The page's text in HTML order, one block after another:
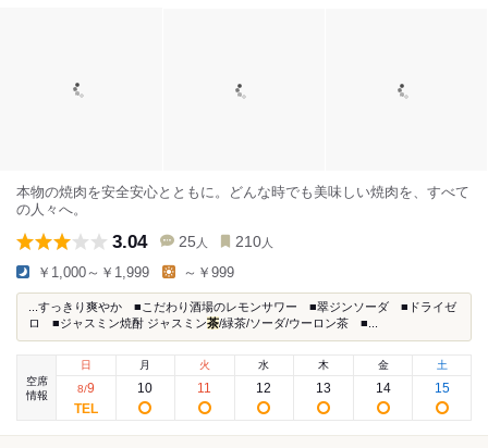
本物の焼肉を安全安心とともに。どんな時でも美味しい焼肉を、すべて
の人々へ。
3.04 25 人 210 人
￥1,000～￥1,999 ～￥999
...すっきり爽やか ■こだわり酒場のレモンサワー ■翠ジンソーダ ■ドライゼ
ロ ■ジャスミン焼酎 ジャスミン茶/緑茶/ソーダ/ウーロン茶 ■...
空席
情報
日
8/9
月
10
火
11
水
12
木
13
金
14
土
15